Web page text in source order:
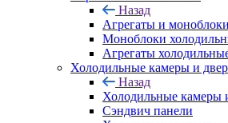
Назад
Агрегаты и моноблоки
Моноблоки
Агрегаты
Холодильные камеры и
Назад
Холодильные камеры
Сэндвич панели